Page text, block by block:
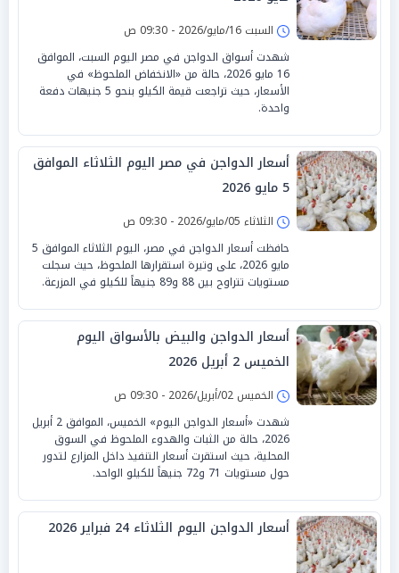
السبت 16/مايو/2026 - 09:30 ص
شهدت أسواق الدواجن في مصر اليوم السبت، الموافق
16 مايو 2026، حالة من «الانخفاض الملحوظ» في
الأسعار، حيث تراجعت قيمة الكيلو بنحو 5 جنيهات دفعة
واحدة.
أسعار الدواجن في مصر اليوم الثلاثاء الموافق
5 مايو 2026
الثلاثاء 05/مايو/2026 - 09:30 ص
حافظت أسعار الدواجن في مصر، اليوم الثلاثاء الموافق 5
مايو 2026، على وتيرة استقرارها الملحوظ، حيث سجلت
مستويات تتراوح بين 88 و89 جنيهاً للكيلو في المزرعة.
أسعار الدواجن والبيض بالأسواق اليوم
الخميس 2 أبريل 2026
الخميس 02/أبريل/2026 - 09:30 ص
شهدت «أسعار الدواجن اليوم» الخميس، الموافق 2 أبريل
2026، حالة من الثبات والهدوء الملحوظ في السوق
المحلية، حيث استقرت أسعار التنفيذ داخل المزارع لتدور
حول مستويات 71 و72 جنيهاً للكيلو الواحد.
أسعار الدواجن اليوم الثلاثاء 24 فبراير 2026